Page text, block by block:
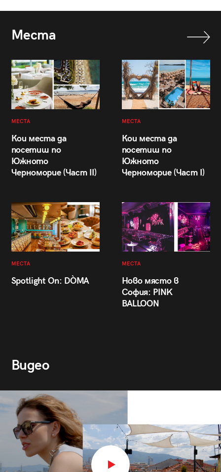
Места
МЕСТА
Кои места да
посетиш по
Южното
Черноморие (Част II)
МЕСТА
Кои места да
посетиш по
Южното
Черноморие (Част I)
МЕСТА
Spotlight On: DÒMA
МЕСТА
Ново място в
София: PINK
BALLOON
Видео